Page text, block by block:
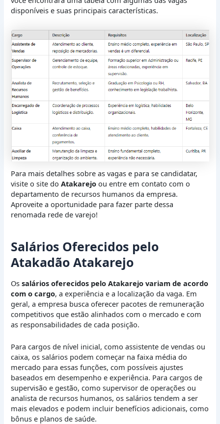
disponíveis e suas principais características.
Para mais detalhes sobre as vagas e para se candidatar,
visite o site doAtakarejoou entre em contato com o
departamento de recursos humanos da empresa.
Aproveite a oportunidade para fazer parte dessa
renomada rede de varejo!
Salários Oferecidos pelo
Atakadão Atakarejo
Ossalários oferecidos pelo Atakarejo variam de acordo
com o cargo, a experiência e a localização da vaga. Em
geral, a empresa busca oferecer pacotes de remuneração
competitivos que estão alinhados com o mercado e com
as responsabilidades de cada posição.
Para cargos de nível inicial, como assistente de vendas ou
caixa, os salários podem começar na faixa média do
mercado para essas funções, com possíveis ajustes
baseados em desempenho e experiência. Para cargos de
supervisão e gestão, como supervisor de operações ou
analista de recursos humanos, os salários tendem a ser
mais elevados e podem incluir benefícios adicionais, como
bônus e planos de saúde.